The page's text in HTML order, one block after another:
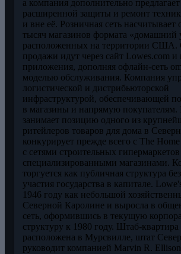
а компания дополнительно
расширенной защиты и ремонт
и вне её. Розничная сеть насчитывает
тысяч магазинов формата «домашний
расположенных на территории США.
продажи идут через сайт Lowes.com
приложения, дополняя офлайн-сеть
моделью обслуживания. Компания
логистической и дистрибьюторской
инфраструктурой, обеспечивающей
в магазины и напрямую покупателям.
занимает позицию одного из
ритейлеров товаров для дома в
конкурирует прежде всего с The
с сетями строительных
специализированными магазинами.
торгуется как публичная структура
участия государства в капитале.
1946 году как небольшой
Северной Каролине и выросла в
сеть, оформившись в текущую
структуру к 1980 году. Штаб-
расположена в Мурсвилле, штат
руководит компанией Marvin R.